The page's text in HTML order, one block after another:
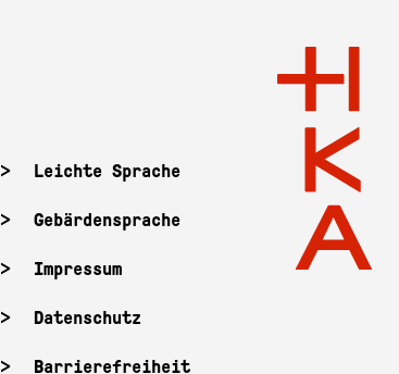
Leichte Sprache
Gebärdensprache
Impressum
Datenschutz
Barrierefreiheit